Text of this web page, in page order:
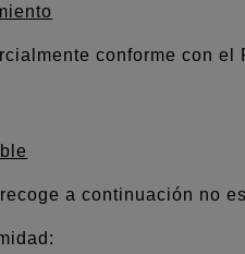
conforme con
a continuación no